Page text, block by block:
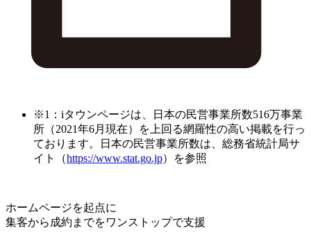
※1：iタウンページは、日本の民営事業所数516万事業
所（2021年6月現在）を上回る網羅性の高い掲載を行っ
ております。日本の民営事業所数は、総務省統計局サ
イト（https://www.stat.go.jp）を参照
ホームページを起点に
集客から成約までをワンストップで支援